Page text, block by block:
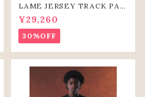
LAME JERSEY TRACK PAN
TS（BLK）
¥29,260
30%OFF